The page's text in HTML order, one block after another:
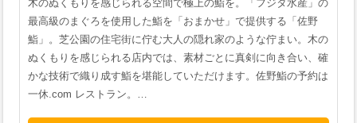
木のぬくもりを感じられる空間で極上の鮨を。「フジタ水産」の
最高級のまぐろを使用した鮨を「おまかせ」で提供する「佐野
鮨」。芝公園の住宅街に佇む大人の隠れ家のような佇まい。木の
ぬくもりを感じられる店内では、素材ごとに真剣に向き合い、確
かな技術で織り成す鮨を堪能していただけます。佐野鮨の予約は
一休.com レストラン。…